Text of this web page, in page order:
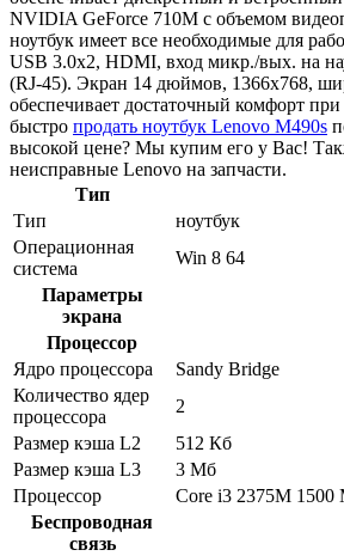
NVIDIA GeForce 710M с объемом
ноутбук имеет все необходимые для
USB 3.0x2, HDMI, вход микр./вых. на
(RJ-45). Экран 14 дюймов, 1366x768,
обеспечивает достаточный комфорт
быстро продать ноутбук Lenovo M490s
высокой цене? Мы купим его у Вас!
неисправные Lenovo на запчасти.
Тип
Тип
ноутбук
Операционная
система
Win 8 64
Параметры
экрана
Процессор
Ядро процессора
Sandy Bridge
Количество ядер
процессора
2
Размер кэша L2
512 Кб
Размер кэша L3
3 Мб
Процессор
Core i3 2375M
Беспроводная
связь